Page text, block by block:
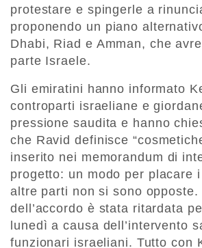
protestare e spingerle a
proponendo un piano
Dhabi, Riad e Amman, che
parte Israele.
Gli emiratini hanno informato
controparti israeliane e
pressione saudita e hanno
che Ravid definisce
inserito nei memorandum di
progetto: un modo per placare
altre parti non si sono opposte.
dell’accordo è stata ritardata
lunedì a causa dell’intervento
funzionari israeliani. Tutto con